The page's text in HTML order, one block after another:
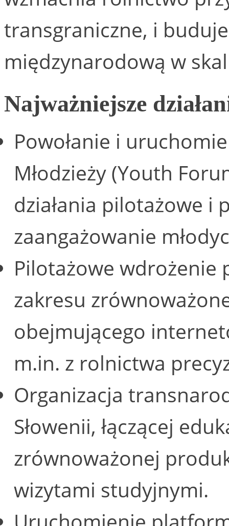
transgraniczne, i
międzynarodową w
Najważniejsze
Powołanie i
Młodzieży (Youth
działania pilotażowe i
zaangażowanie
Pilotażowe wdrożenie
zakresu
obejmującego
m.in. z rolnictwa
Organizacja
Słowenii, łączącej
zrównoważonej
wizytami studyjnymi.